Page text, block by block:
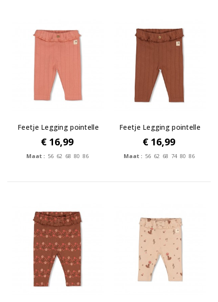
Feetje Legging pointelle
rib -...
€ 16,99
Maat : 56 62 68 80 86
Feetje Legging pointelle
rib -...
€ 16,99
Maat : 56 62 68 74 80 86